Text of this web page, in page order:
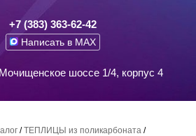
+7 (383) 363-62-42
Написать в MAX
шоссе 1/4, корпус 4
/ТЕПЛИЦЫ из поликарбоната /